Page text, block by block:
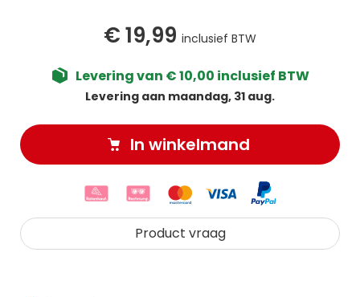
€ 19,99 inclusief BTW
Levering van € 10,00 inclusief BTW
Levering aan maandag, 31 aug.
In winkelmand
Product vraag